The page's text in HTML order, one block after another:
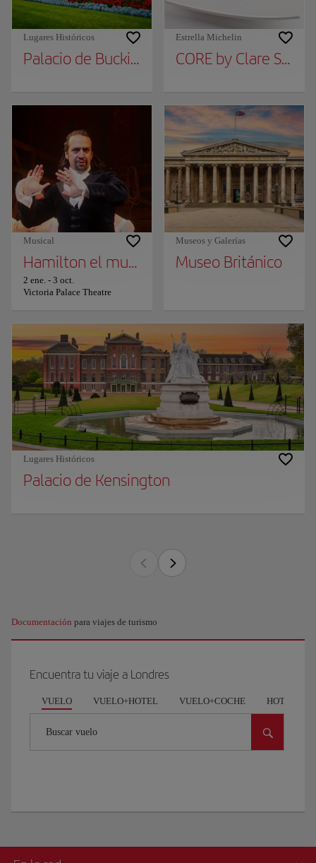
Lugares Históricos
Palacio de Buckingham
Estrella Michelin
CORE by Clare
Musical
Hamilton el musical
2 ene. - 3 oct.
Victoria Palace Theatre
Museos y Galerías
Museo Británico
Lugares Históricos
Palacio de Kensington
Documentación para viajes de turismo
Encuentra tu viaje a Londres
VUELO VUELO+HOTEL VUELO+COCHE HOTEL
Buscar vuelo